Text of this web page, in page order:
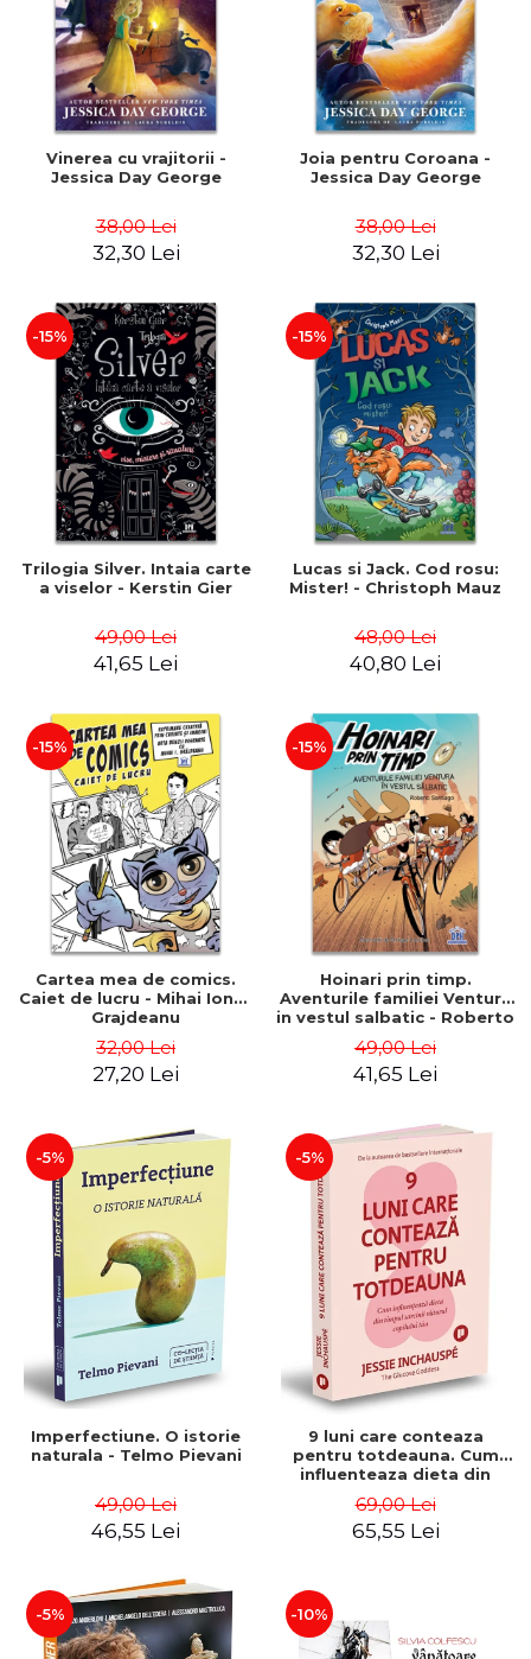
Vinerea cu vrajitorii -
Jessica Day George
38,00 Lei
32,30 Lei
Joia pentru Coroana -
Jessica Day George
38,00 Lei
32,30 Lei
-15%
Trilogia Silver. Intaia carte
a viselor - Kerstin Gier
49,00 Lei
41,65 Lei
-15%
Lucas si Jack. Cod rosu:
Mister! - Christoph Mauz
48,00 Lei
40,80 Lei
-15%
Cartea mea de comics.
Caiet de lucru - Mihai Ionut
Grajdeanu
32,00 Lei
27,20 Lei
-15%
Hoinari prin timp.
Aventurile familiei Ventura
in vestul salbatic - Roberto
49,00 Lei
41,65 Lei
-5%
Imperfectiune. O istorie
naturala - Telmo Pievani
49,00 Lei
46,55 Lei
-5%
9 luni care conteaza
pentru totdeauna. Cum
influenteaza dieta din
copilului tau - Jessie
Inchauspé
69,00 Lei
65,55 Lei
-5% -10%